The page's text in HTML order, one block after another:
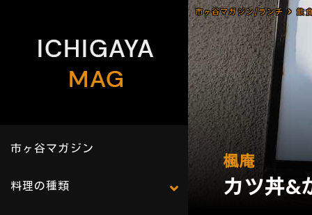
市ヶ谷マガジン
料理の種類
市ヶ谷マガジン/ランチ 飲
楓庵
カツ丼&